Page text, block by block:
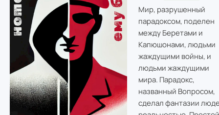
Мир, разрушенный
парадоксом, поделен
между Беретами и
Капюшонами, людьми
жаждущими войны, и
людьми жаждущими
мира. Парадокс,
названный Вопросом,
сделал фантазии